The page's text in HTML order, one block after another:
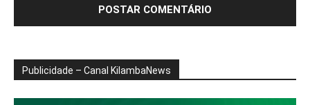
Publicidade – Canal KilambaNews